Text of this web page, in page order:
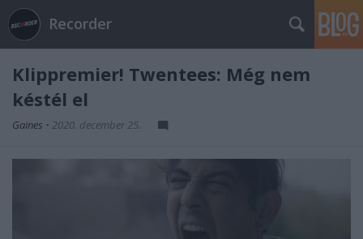
Recorder
Klippremier! Twentees: Még nem
késtél el
Gaines • 2020. december 25.